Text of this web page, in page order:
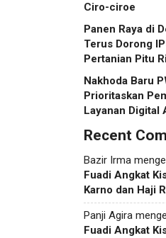
Ciro-ciroe
Panen Raya di
Terus Dorong
Pertanian Pitu
Nakhoda Baru
Prioritaskan
Layanan Digital
Recent
Bazir Irma
Fuadi Angkat
Karno dan Haji
Panji Agira
Fuadi Angkat